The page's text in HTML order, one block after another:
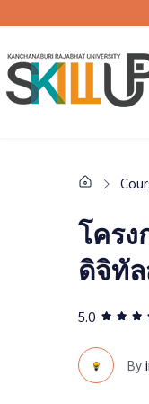
โคร
ดิจิทั
5.0
By